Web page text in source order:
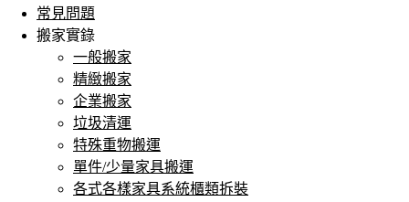
常見問題
搬家實錄
一般搬家
精緻搬家
企業搬家
垃圾清運
特殊重物搬運
單件/少量家具搬運
各式各樣家具系統櫃類拆裝